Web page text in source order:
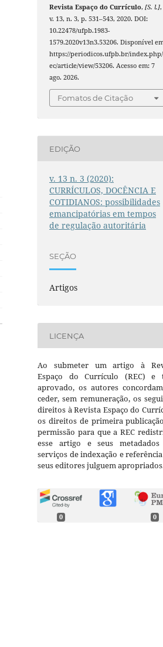
Revista Espaço do Currículo,[S. l.],
v. 13, n. 3, p. 531–543, 2020. DOI:
10.22478/ufpb.1983-
1579.2020v13n3.53206. Disponível
https://periodicos.ufpb.br/
ec/article/view/53206. Acesso em: 7
ago. 2026.
Fomatos de Citação
EDIÇÃO
v. 13 n. 3 (2020):
CURRÍCULOS, DOCÊNCIA E
COTIDIANOS: possibilidades
emancipatórias em tempos
de regulação autoritária
SEÇÃO
Artigos
LICENÇA
Ao submeter um artigo à
Espaço do Currículo (REC) e
aprovado, os autores
ceder, sem remuneração, os
direitos à Revista Espaço do
os direitos de primeira
permissão para que a REC
esse artigo e seus metadados
serviços de indexação e
seus editores julguem
0 0